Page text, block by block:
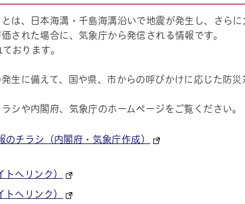
は、日本海溝・千島海溝沿いで地震が発生し、さら
された場合に、気象庁から発信される情報です。
おります。
生に備えて、国や県、市からの呼びかけに応じた防災
シや内閣府、気象庁のホームページをご覧ください。
チラシ（内閣府・気象庁作成）
へリンク）
へリンク）